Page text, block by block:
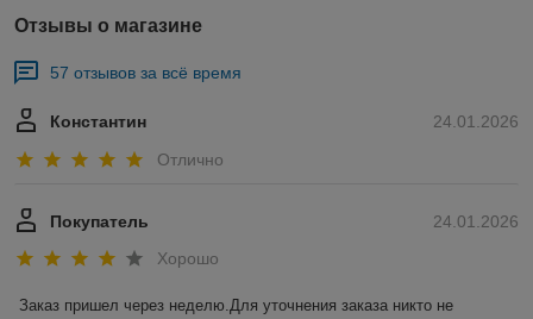
Отзывы о магазине
57 отзывов за всё время
24.01.2026
Константин
Отлично
24.01.2026
Покупатель
Хорошо
Заказ пришел через неделю.Для уточнения заказа никто не